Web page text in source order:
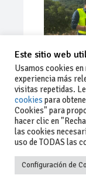
La
A381
Este sitio web
Usamos cookies
experiencia más
visitas repetidas.
cookies para
Cookies" para
hacer clic en
las cookies
uso de TODAS las
Configuración de